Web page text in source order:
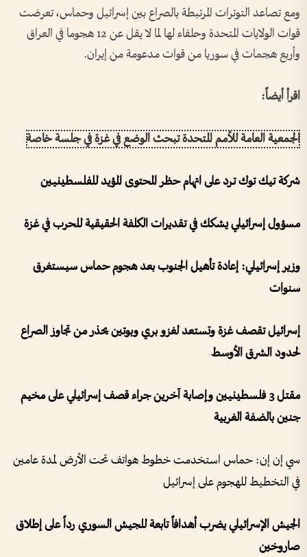
ومع تصاعد التوترات المرتبطة بالصراع بين إسرائيل وحماس، تعرضت
قوات الولايات المتحدة وحلفاء لها لما لا يقل عن 12 هجوما في العراق
وأربع هجمات في سوريا من قوات مدعومة من إيران.
اقرأ أيضاً:
الجمعية العامة للأمم المتحدة تبحث الوضع في غزة في جلسة خاصة
شركة تيك توك ترد على اتهام حظر المحتوى المؤيد للفلسطينيين
مسؤول إسرائيلي يشكك في تقديرات الكلفة الحقيقية للحرب في غزة
وزير إسرائيلي: إعادة تأهيل الجنوب بعد هجوم حماس سيستغرق
سنوات
إسرائيل تقصف غزة وتستعد لغزو بري وبوتين يحذر من تجاوز الصراع
لحدود الشرق الأوسط
مقتل 3 فلسطينيين وإصابة آخرين جراء قصف إسرائيلي على مخيم
جنين بالضفة الغربية
سي إن إن: حماس استخدمت خطوط هواتف تحت الأرض لمدة عامين
في التخطيط للهجوم على إسرائيل
الجيش الإسرائيلي يضرب أهدافاً تابعة للجيش السوري رداً على إطلاق
صاروخين